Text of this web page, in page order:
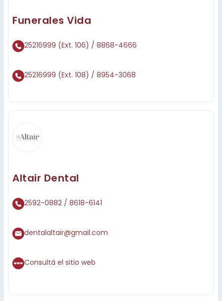
Funerales Vida
25216999 (Ext. 106) / 8868-4666
25216999 (Ext. 108) / 8954-3068
Altair Dental
2592-0882 / 8618-6141
dentalaltair@gmail.com
Consultá el sitio web